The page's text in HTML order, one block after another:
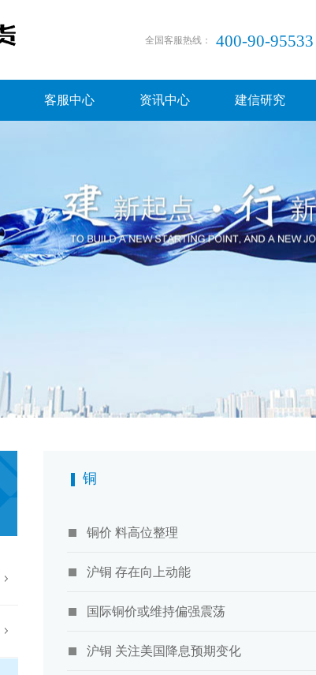
全国客服热线： 400-90-95533
客服中心 资讯中心 建信研究
铜
铜价 料高位整理
沪铜 存在向上动能
国际铜价或维持偏强震荡
沪铜 关注美国降息预期变化